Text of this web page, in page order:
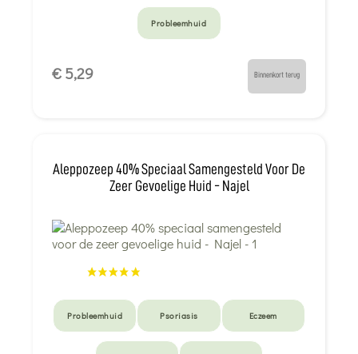
Probleemhuid
€ 5,29 Binnenkort terug
Aleppozeep 40% Speciaal Samengesteld Voor De
Zeer Gevoelige Huid - Najel
Probleemhuid Psoriasis Eczeem